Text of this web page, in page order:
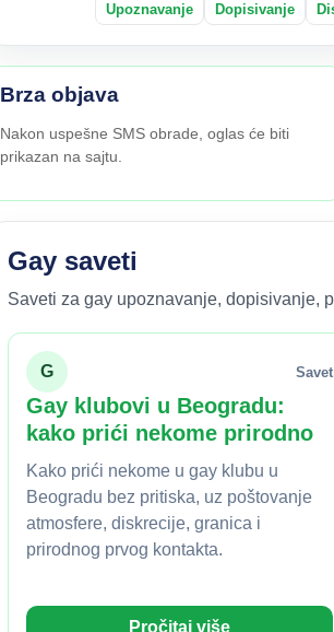
Upoznavanje Dopisivanje
Brza objava
Nakon uspešne SMS obrade, oglas će biti
prikazan na sajtu.
Gay saveti
Saveti za gay upoznavanje, dopisivanje,
G Savet
Gay klubovi u Beogradu:
kako prići nekome prirodno
Kako prići nekome u gay klubu u
Beogradu bez pritiska, uz poštovanje
atmosfere, diskrecije, granica i
prirodnog prvog kontakta.
Pročitaj više